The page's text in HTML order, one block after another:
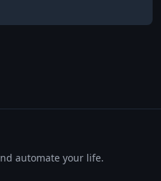
automate your life.